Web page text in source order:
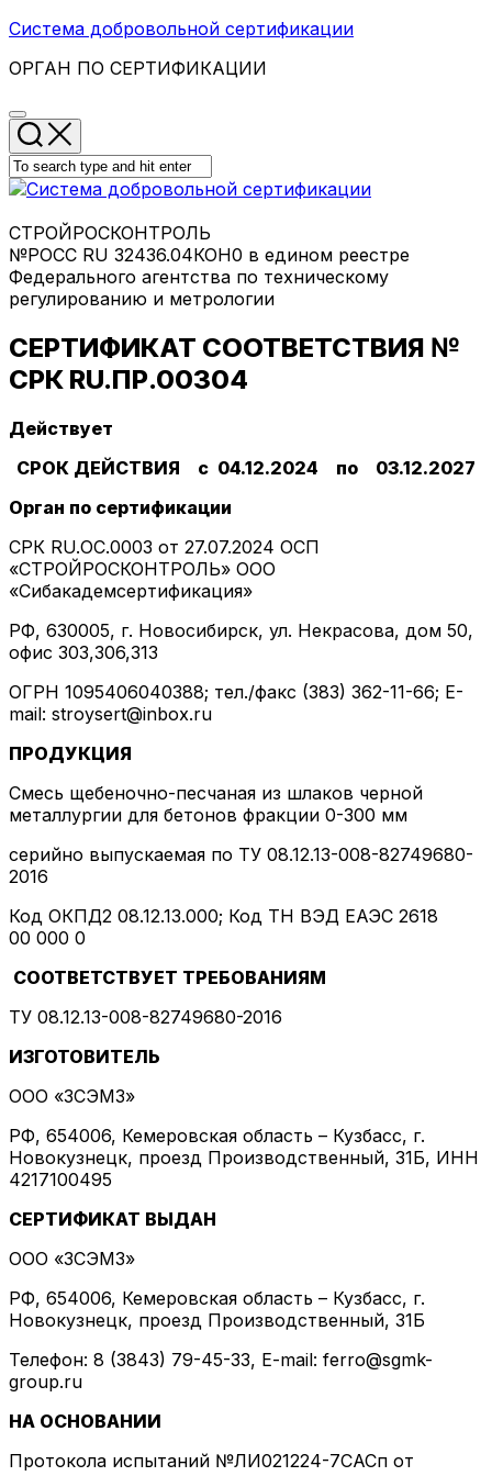
Skip
content
Система добровольной сертификации
ОРГАН ПО СЕРТИФИКАЦИИ
СТРОЙРОСКОНТРОЛЬ
№РОСС RU 32436.04КОН0 в едином реестре
Федерального агентства по техническому
регулированию и метрологии
СЕРТИФИКАТ СООТВЕТСТВИЯ №
СРК RU.ПР.00304
Действует
СРОК ДЕЙСТВИЯ с 04.12.2024 по 03.12.2027
Орган по сертификации
СРК RU.ОС.0003 от 27.07.2024 ОСП
«СТРОЙРОСКОНТРОЛЬ» ООО
«Сибакадемсертификация»
РФ, 630005, г. Новосибирск, ул. Некрасова, дом 50,
офис 303,306,313
ОГРН 1095406040388; тел./факс (383) 362-11-66; E-
mail: stroysert@inbox.ru
ПРОДУКЦИЯ
Смесь щебеночно-песчаная из шлаков черной
металлургии для бетонов фракции 0-300 мм
серийно выпускаемая по ТУ 08.12.13-008-82749680-
2016
Код ОКПД2 08.12.13.000; Код ТН ВЭД ЕАЭС 2618
00 000 0
СООТВЕТСТВУЕТ ТРЕБОВАНИЯМ
ТУ 08.12.13-008-82749680-2016
ИЗГОТОВИТЕЛЬ
ООО «ЗСЭМЗ»
РФ, 654006, Кемеровская область – Кузбасс, г.
Новокузнецк, проезд Производственный, 31Б, ИНН
4217100495
СЕРТИФИКАТ ВЫДАН
ООО «ЗСЭМЗ»
РФ, 654006, Кемеровская область – Кузбасс, г.
Новокузнецк, проезд Производственный, 31Б
Телефон: 8 (3843) 79-45-33, Е-mail: ferro@sgmk-
group.ru
НА ОСНОВАНИИ
Протокола испытаний №ЛИ021224-7САСп от